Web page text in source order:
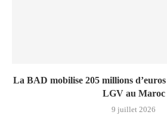
La BAD mobilise 205 millions
LGV au Maroc
9 juillet 2026